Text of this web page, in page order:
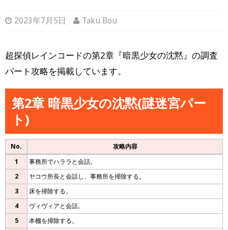
2023年7月5日 Taku Bou
超探偵レインコードの第2章『暗黒少女の沈黙』の調査
パート攻略を掲載しています。
第2章 暗黒少女の沈黙(謎迷宮パー
ト)
No.
攻略内容
1
事務所でハララと会話。
2
ヤコウ所長と会話し、事務所を掃除する。
3
床を掃除する。
4
ヴィヴィアと会話。
5
本棚を掃除する。